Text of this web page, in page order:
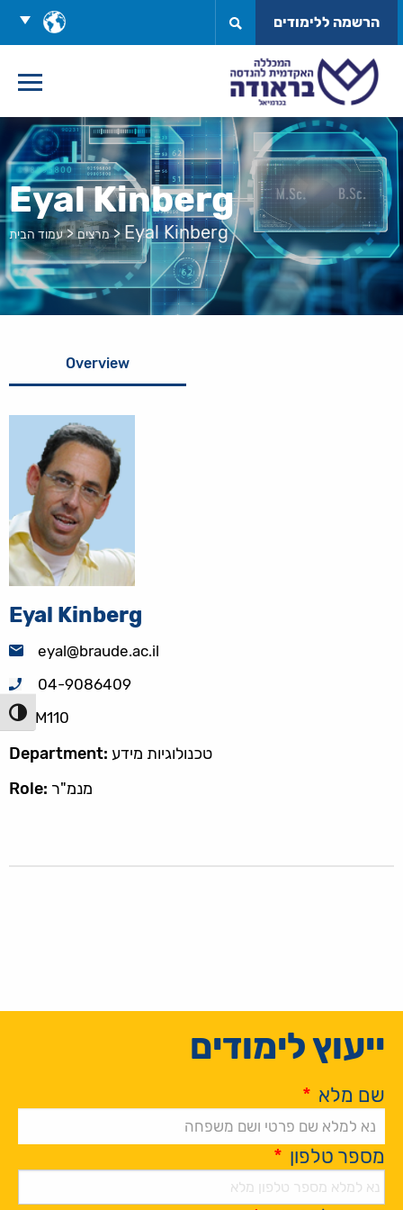
לתוכן
הפעל/
בחר
שפה
הרשמה ללימודים
Eyal Kinberg
עמוד הבית>מרצים>Eyal Kinberg
Overview
Eyal Kinberg
eyal@braude.ac.il
04-9086409
M110
Department: טכנולוגיות מידע
Role: מנמ"ר
ייעוץ לימודים
שם מלא *
מספר טלפון *